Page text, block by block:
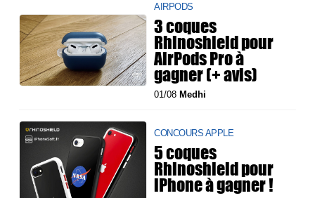
AIRPODS
3 coques
Rhinoshield pour
AirPods Pro à
gagner (+ avis)
01/08Medhi
CONCOURS APPLE
5 coques
Rhinoshield pour
iPhone à gagner !